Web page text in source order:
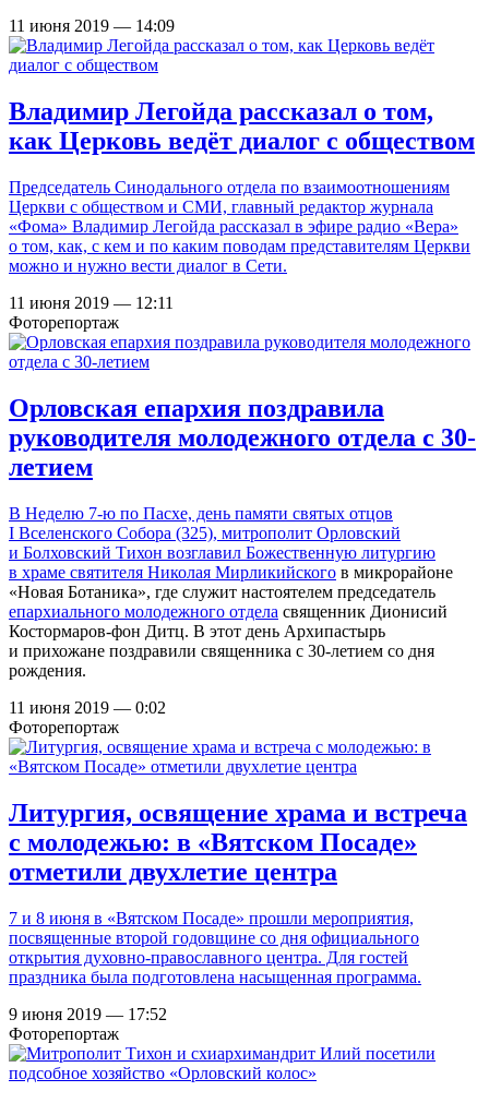
11 июня 2019 — 14:09
Владимир Легойда рассказал о том,
как Церковь ведёт диалог с обществом
Председатель Синодального отдела по взаимоотношениям
Церкви с обществом и СМИ, главный редактор журнала
«Фома» Владимир Легойда рассказал в эфире радио «Вера»
о том, как, с кем и по каким поводам представителям Церкви
можно и нужно вести диалог в Сети.
11 июня 2019 — 12:11
Фоторепортаж
Орловская епархия поздравила
руководителя молодежного отдела с 30-
летием
В Неделю 7-ю по Пасхе, день памяти святых отцов
I Вселенского Собора (325), митрополит Орловский
и Болховский Тихон возглавил Божественную литургию
в храме святителя Николая Мирликийского в микрорайоне
«Новая Ботаника», где служит настоятелем председатель
епархиального молодежного отдела священник Дионисий
Костормаров-фон Дитц. В этот день Архипастырь
и прихожане поздравили священника с 30-летием со дня
рождения.
11 июня 2019 — 0:02
Фоторепортаж
Литургия, освящение храма и встреча
с молодежью: в «Вятском Посаде»
отметили двухлетие центра
7 и 8 июня в «Вятском Посаде» прошли мероприятия,
посвященные второй годовщине со дня официального
открытия духовно-православного центра. Для гостей
праздника была подготовлена насыщенная программа.
9 июня 2019 — 17:52
Фоторепортаж